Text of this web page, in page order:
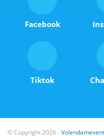
Facebook
Tiktok
© Copyright 2026 -